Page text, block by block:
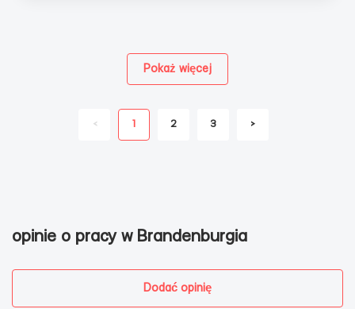
< 1 2 3 >
Pokaż więcej
opinie o pracy w Brandenburgia
Dodać opinię